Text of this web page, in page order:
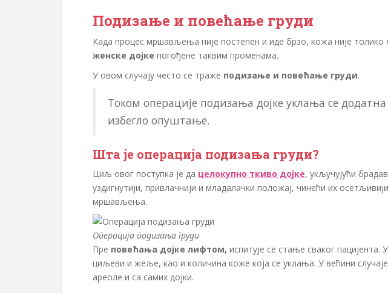
Подизање и повећање груди
Када процес мршављења није постепен и иде брзо, кожа није толико
женске дојке погођене таквим променама.
У овом случају често се траже подизање и повећање груди.
Током операције подизања дојке уклања се
избегло опуштање.
Шта је операција подизања груди?
Циљ овог поступка је да целокупно ткиво дојке, укључујући
уздигнутији, привлачнији и младалачки положај, чинећи их
мршављења.
Операција подизања груди
Пре повећања дојке лифтом, испитује се стање сваког пацијента.
циљеви и жеље, као и количина коже која се уклања. У већини
ареоле и са самих дојки.